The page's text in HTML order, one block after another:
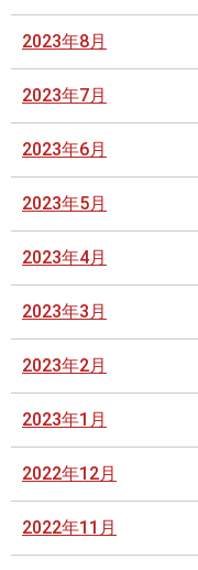
2023年8月
2023年7月
2023年6月
2023年5月
2023年4月
2023年3月
2023年2月
2023年1月
2022年12月
2022年11月